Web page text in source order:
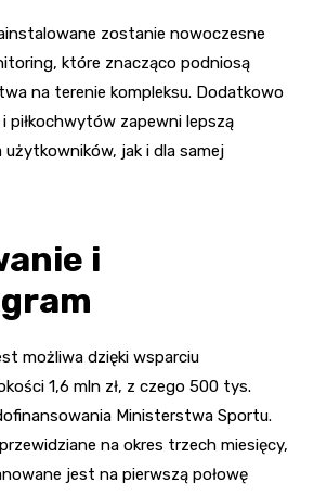
zostanie nowoczesne
które znacząco podniosą
na terenie kompleksu. Dodatkowo
piłkochwytów zapewni lepszą
jak i dla samej
i
możliwa dzięki wsparciu
1,6 mln zł, z czego 500 tys.
Ministerstwa Sportu.
na okres trzech miesięcy,
jest na pierwszą połowę